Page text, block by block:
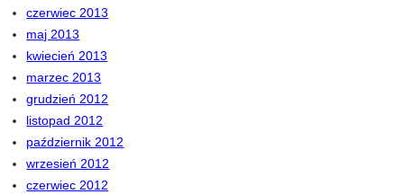
czerwiec 2013
maj 2013
kwiecień 2013
marzec 2013
grudzień 2012
listopad 2012
październik 2012
wrzesień 2012
czerwiec 2012